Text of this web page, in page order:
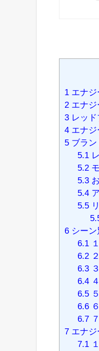
1 エナジ
2 エナ
3 レッ
4 エナ
5 ブラ
5.1
5.2
5.3
5.4
5.5
6 シー
6.1
6.2
6.3
6.4
6.5
6.6
6.7
7 エナ
7.1